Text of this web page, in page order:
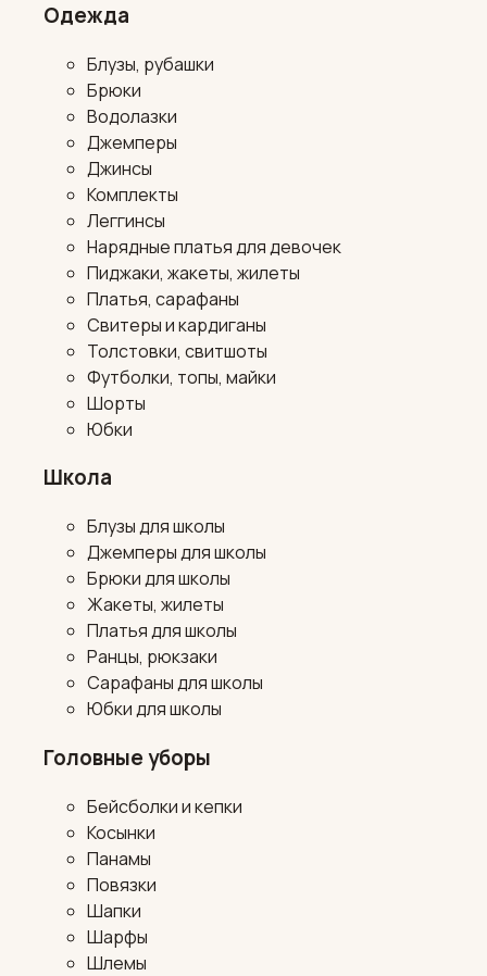
Одежда
Блузы, рубашки
Брюки
Водолазки
Джемперы
Джинсы
Комплекты
Леггинсы
Нарядные платья для девочек
Пиджаки, жакеты, жилеты
Платья, сарафаны
Свитеры и кардиганы
Толстовки, свитшоты
Футболки, топы, майки
Шорты
Юбки
Школа
Блузы для школы
Джемперы для школы
Брюки для школы
Жакеты, жилеты
Платья для школы
Ранцы, рюкзаки
Сарафаны для школы
Юбки для школы
Головные уборы
Бейсболки и кепки
Косынки
Панамы
Повязки
Шапки
Шарфы
Шлемы